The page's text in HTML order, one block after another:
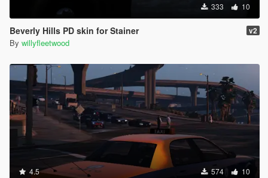
333 10
Beverly Hills PD skin for Stainer v2
By willyfleetwood
4.5 574 10